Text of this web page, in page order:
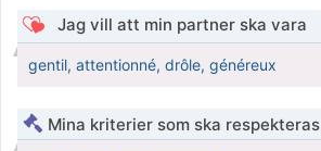
Jag vill att min partner ska vara
gentil, attentionné, drôle, généreux
Mina kriterier som ska respekteras